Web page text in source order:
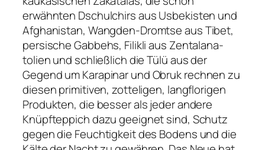
erwähnten Dschulchirs aus Usbekisten und
Afghanistan, Wangden-Dromtse aus Tibet,
persische Gabbehs, Filikli aus Zentalana-
tolien und schließlich die Tülü aus der
Gegend um Karapinar und Obruk rechnen zu
diesen primitiven, zotteligen, langflorigen
Produkten, die besser als jeder andere
Knüpfteppich dazu geeignet sind, Schutz
gegen die Feuchtigkeit des Bodens und die